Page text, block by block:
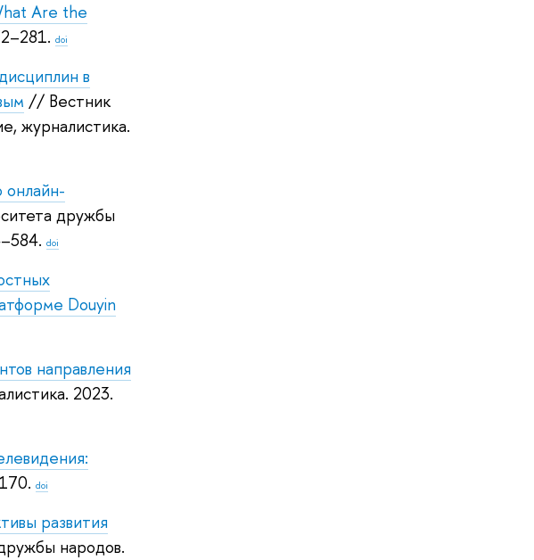
Are the
doi
в
// Вестник
журналистика.
онлайн-
дружбы
doi
Douyin
направления
2023.
doi
развития
народов.